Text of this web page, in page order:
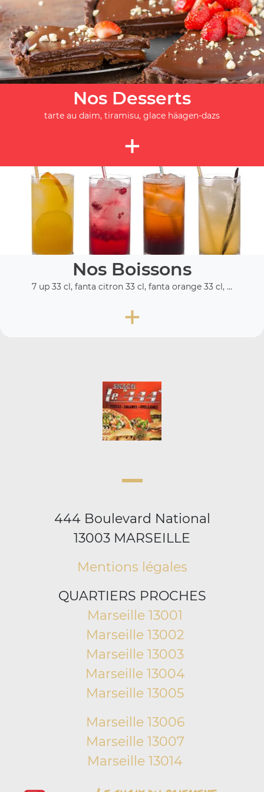
Nos Desserts
tarte au daim, tiramisu, glace häagen-dazs
+
Nos Boissons
7 up 33 cl, fanta citron 33 cl, fanta orange 33 cl, ...
+
444 Boulevard National
13003 MARSEILLE
Mentions légales
QUARTIERS PROCHES
Marseille 13001
Marseille 13002
Marseille 13003
Marseille 13004
Marseille 13005
Marseille 13006
Marseille 13007
Marseille 13014